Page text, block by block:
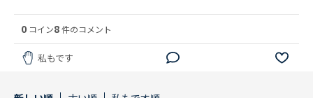
0 コイン8件のコメント
私もです